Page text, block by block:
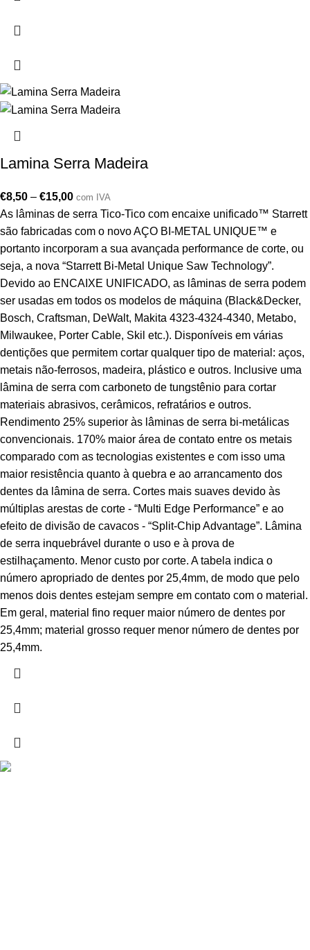
Lamina Serra Madeira
€8,50 – €15,00 com IVA
As lâminas de serra Tico-Tico com encaixe unificado™ Starrett
são fabricadas com o novo AÇO BI-METAL UNIQUE™ e
portanto incorporam a sua avançada performance de corte, ou
seja, a nova “Starrett Bi-Metal Unique Saw Technology”.
Devido ao ENCAIXE UNIFICADO, as lâminas de serra podem
ser usadas em todos os modelos de máquina (Black&Decker,
Bosch, Craftsman, DeWalt, Makita 4323-4324-4340, Metabo,
Milwaukee, Porter Cable, Skil etc.). Disponíveis em várias
dentições que permitem cortar qualquer tipo de material: aços,
metais não-ferrosos, madeira, plástico e outros. Inclusive uma
lâmina de serra com carboneto de tungstênio para cortar
materiais abrasivos, cerâmicos, refratários e outros.
Rendimento 25% superior às lâminas de serra bi-metálicas
convencionais. 170% maior área de contato entre os metais
comparado com as tecnologias existentes e com isso uma
maior resistência quanto à quebra e ao arrancamento dos
dentes da lâmina de serra. Cortes mais suaves devido às
múltiplas arestas de corte - “Multi Edge Performance” e ao
efeito de divisão de cavacos - “Split-Chip Advantage”. Lâmina
de serra inquebrável durante o uso e à prova de
estilhaçamento. Menor custo por corte. A tabela indica o
número apropriado de dentes por 25,4mm, de modo que pelo
menos dois dentes estejam sempre em contato com o material.
Em geral, material fino requer maior número de dentes por
25,4mm; material grosso requer menor número de dentes por
25,4mm.